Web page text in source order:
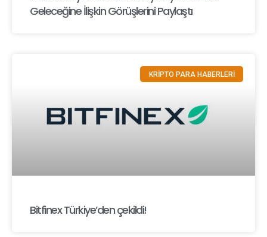
Geleceğine İlişkin Görüşlerini Paylaştı
KRİPTO PARA HABERLERİ
Bitfinex Türkiye’den çekildi!